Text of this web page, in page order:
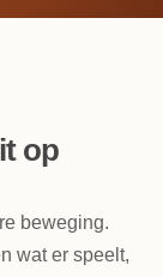
op
beweging.
wat er speelt,